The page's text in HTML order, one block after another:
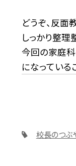
どうぞ、反面
しっかり整理
今回の家庭科
になっている
校長のつぶ